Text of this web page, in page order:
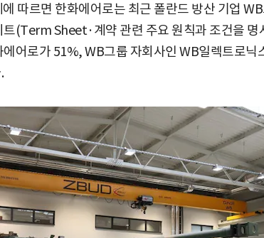
따르면 한화에어로는 최근 폴란드 방산 기업
트(Term Sheet·계약 관련 주요 원칙과 조건을 명
에어로가 51%, WB그룹 자회사인 WB일렉트로닉